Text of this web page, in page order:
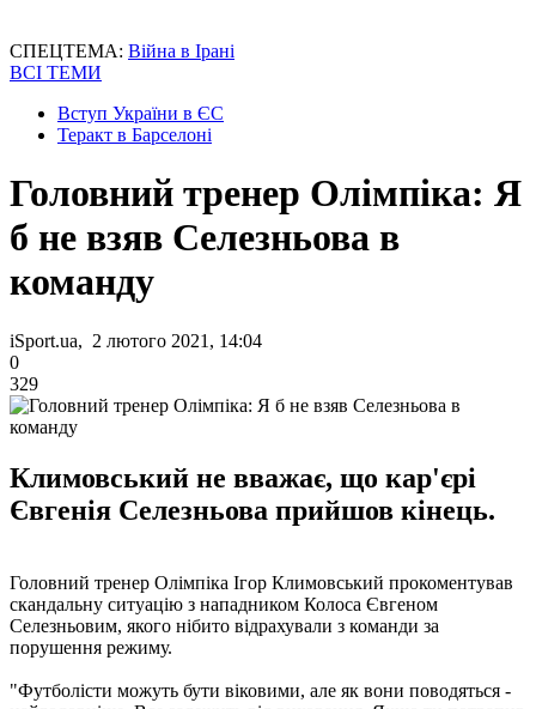
СПЕЦТЕМА: Війна в Ірані
ВСІ ТЕМИ
Вступ України в ЄС
Теракт в Барселоні
Головний тренер Олімпіка: Я
б не взяв Селезньова в
команду
iSport.ua, 2 лютого 2021, 14:04
0
329
Климовський не вважає, що кар'єрі
Євгенія Селезньова прийшов кінець.
Головний тренер Олімпіка Ігор Климовський прокоментував
скандальну ситуацію з нападником Колоса Євгеном
Селезньовим, якого нібито відрахували з команди за
порушення режиму.
"Футболісти можуть бути віковими, але як вони поводяться -